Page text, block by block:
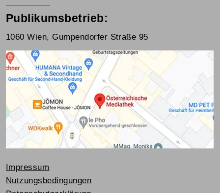
Publikumsbetrieb:
1060 Wien, Gumpendorfer Straße 95
Impressum
Nutzungsbedingungen